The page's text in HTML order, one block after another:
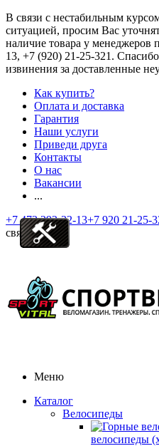
В связи с нестабильным
ситуацией, просим Вас
наличие товара у менеджеров
13, +7 (920) 21-25-321 .
извинения за доставленные
Как купить?
Оплата и доставка
Гарантия
Наши услуги
Приведи друга
Контакты
О нас
Вакансии
...
+7 473 292-32-13+7 920 21-25-
связь
Меню
Каталог
Велосипеды
велосипеды